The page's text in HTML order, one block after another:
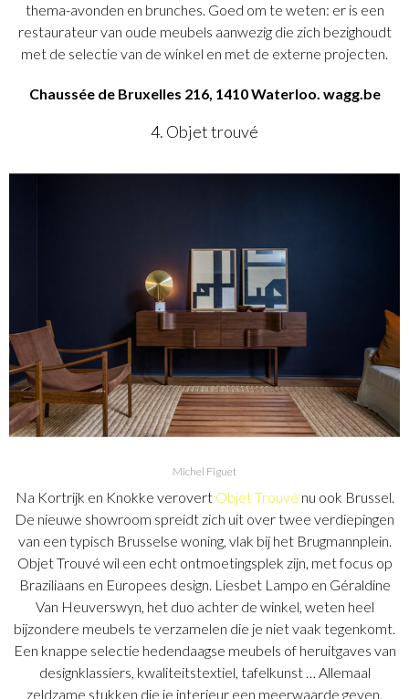
thema-avonden en brunches. Goed om te weten: er is een
restaurateur van oude meubels aanwezig die zich bezighoudt
met de selectie van de winkel en met de externe projecten.
Chaussée de Bruxelles 216, 1410 Waterloo. wagg.be
4. Objet trouvé
Michel Figuet
Na Kortrijk en Knokke verovert Objet Trouvé nu ook Brussel.
De nieuwe showroom spreidt zich uit over twee verdiepingen
van een typisch Brusselse woning, vlak bij het Brugmannplein.
Objet Trouvé wil een echt ontmoetingsplek zijn, met focus op
Braziliaans en Europees design. Liesbet Lampo en Géraldine
Van Heuverswyn, het duo achter de winkel, weten heel
bijzondere meubels te verzamelen die je niet vaak tegenkomt.
Een knappe selectie hedendaagse meubels of heruitgaves van
designklassiers, kwaliteitstextiel, tafelkunst … Allemaal
zeldzame stukken die je interieur een meerwaarde geven.